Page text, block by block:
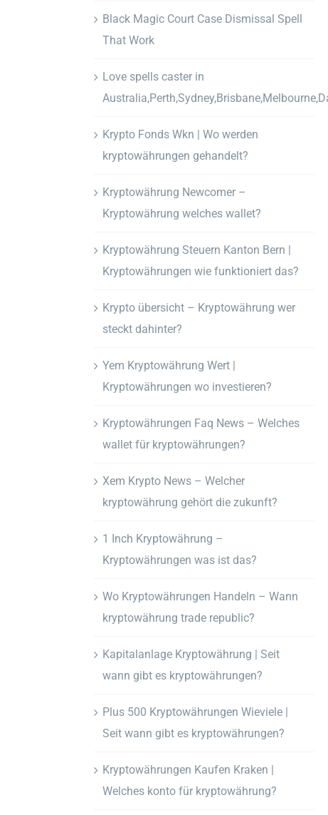
Black Magic Court Case Dismissal Spell
That Work
Love spells caster in
Krypto Fonds Wkn | Wo werden
kryptowährungen gehandelt?
Kryptowährung Newcomer –
Kryptowährung welches wallet?
Kryptowährung Steuern Kanton Bern |
Kryptowährungen wie funktioniert das?
Krypto übersicht – Kryptowährung wer
steckt dahinter?
Yem Kryptowährung Wert |
Kryptowährungen wo investieren?
Kryptowährungen Faq News – Welches
wallet für kryptowährungen?
Xem Krypto News – Welcher
kryptowährung gehört die zukunft?
1 Inch Kryptowährung –
Kryptowährungen was ist das?
Wo Kryptowährungen Handeln – Wann
kryptowährung trade republic?
Kapitalanlage Kryptowährung | Seit
wann gibt es kryptowährungen?
Plus 500 Kryptowährungen Wieviele |
Seit wann gibt es kryptowährungen?
Kryptowährungen Kaufen Kraken |
Welches konto für kryptowährung?